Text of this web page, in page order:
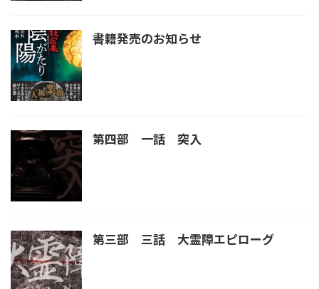
書籍発売のお知らせ
第四部 一話 突入
第三部 三話 大霊障エピローグ